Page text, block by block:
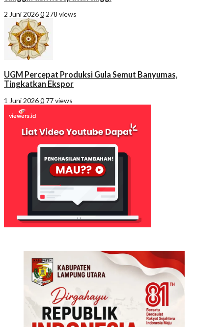
2 Juni 20260 278 views
UGM Percepat Produksi Gula Semut Banyumas,
Tingkatkan Ekspor
1 Juni 20260 77 views